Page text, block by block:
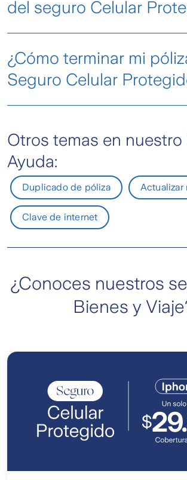
contrata”
del seguro Celular
¿Cómo terminar mi
Seguro Celular
Otros temas en
Ayuda:
Duplicado de póliza Actualizar
Clave de internet
¿Conoces nuestros
Bienes y